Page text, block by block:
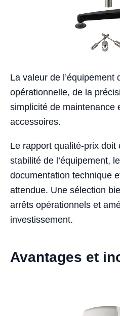
La valeur de l’équipement
opérationnelle, de la
simplicité de maintenance
accessoires.
Le rapport qualité-prix doit
stabilité de l’équipement,
documentation technique
attendue. Une sélection
arrêts opérationnels et
investissement.
Avantages et